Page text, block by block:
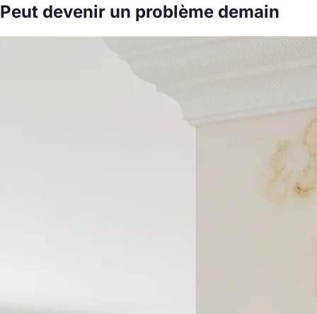
Peut devenir un problème demain